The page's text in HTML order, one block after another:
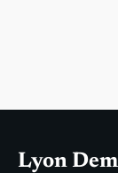
Lyon